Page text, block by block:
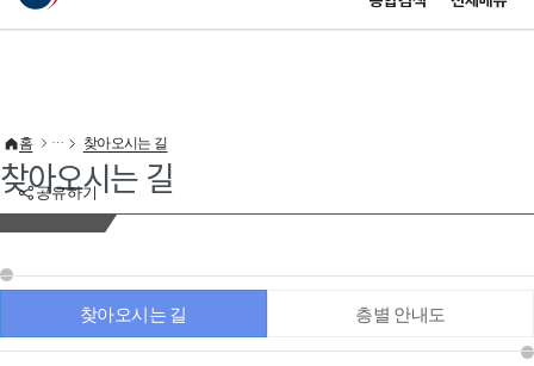
이 누리집은 대한민국 공식 전자정부 누리집입니다.
공유하기
홈 찾아오시는 길
찾아오시는 길
찾아오시는 길 층별 안내도